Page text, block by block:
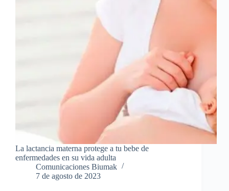
La lactancia materna protege a tu bebe de
enfermedades en su vida adulta
Comunicaciones Biumak
7 de agosto de 2023